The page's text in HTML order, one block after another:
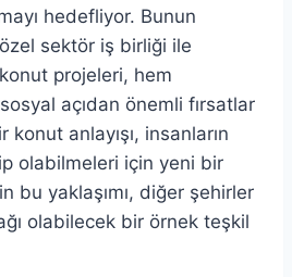
hedefliyor. Bunun
sektör iş birliği ile
projeleri, hem
açıdan önemli fırsatlar
konut anlayışı, insanların
olabilmeleri için yeni bir
bu yaklaşımı, diğer şehirler
olabilecek bir örnek teşkil